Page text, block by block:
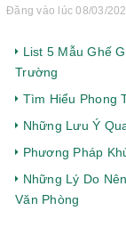
Đăng vào lúc 08/03/
List 5 Mẫu Ghế
Trường
Tìm Hiểu Phong
Những Lưu Ý
Phương Pháp
Những Lý Do
Văn Phòng